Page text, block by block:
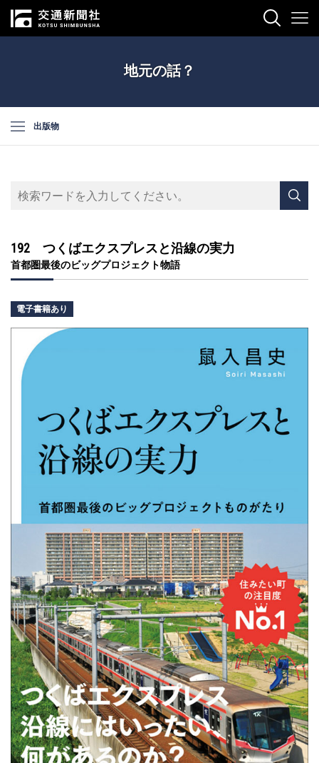
地元の話？
出版物
192 つくばエクスプレスと沿線の実力
首都圏最後のビッグプロジェクト物語
電子書籍あり